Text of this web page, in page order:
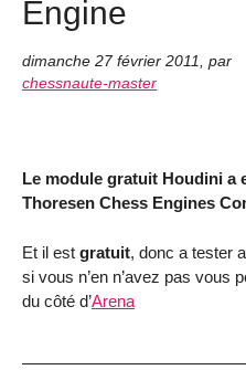
Engine
dimanche 27 février 2011, par
chessnaute-master
Le module gratuit Houdini a
Thoresen Chess Engines
Et il est gratuit, donc a tester
si vous n’en n’avez pas vous
du côté d’Arena